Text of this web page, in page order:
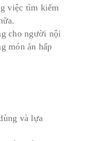
việc tìm kiếm
cho người nội
món ăn hấp
và lựa